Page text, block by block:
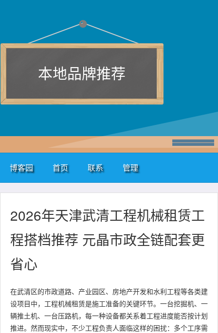
本地品牌推荐
博客园 首页 联系 管理
2026年天津武清工程机械租赁工
程搭档推荐 元晶市政全链配套更
省心
在武清区的市政道路、产业园区、房地产开发和水利工程等各类建
设项目中，工程机械租赁是施工准备的关键环节。一台挖掘机、一
辆推土机、一台压路机，每一种设备都关系着工程进度能否按计划
推进。然而现实中，不少工程负责人面临这样的困扰：多个工序需